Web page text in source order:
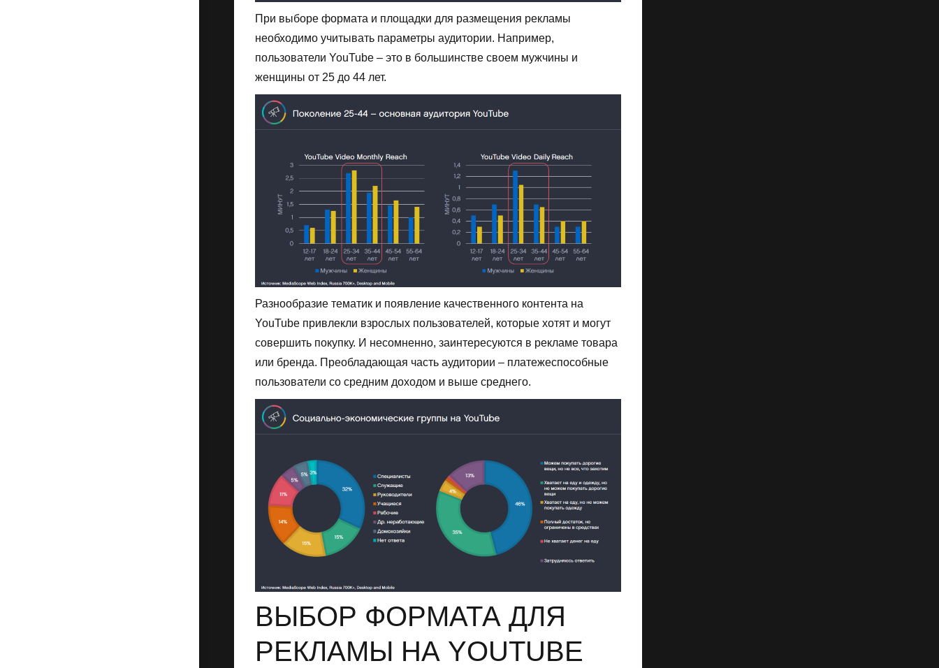
При выборе формата и площадки для размещения рекламы
необходимо учитывать параметры аудитории. Например,
пользователи YouTube – это в большинстве своем мужчины и
женщины от 25 до 44 лет.
Разнообразие тематик и появление качественного контента на
YouTube привлекли взрослых пользователей, которые хотят и могут
совершить покупку. И несомненно, заинтересуются в рекламе товара
или бренда. Преобладающая часть аудитории – платежеспособные
пользователи со средним доходом и выше среднего.
ВЫБОР ФОРМАТА ДЛЯ
РЕКЛАМЫ НА YOUTUBE